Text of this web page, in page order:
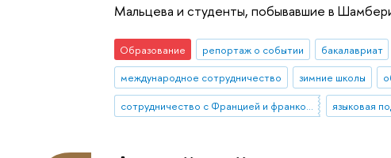
Мальцева и студенты, побывавшие в
Образование репортаж о событии бакалавриат
международное сотрудничество
зимние школы
сотрудничество с Францией и франкоязычными странами
языковая